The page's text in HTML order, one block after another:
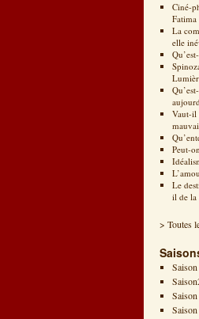
Ciné-
Fatima
La
elle
Vaut-il
Peut-
Le
il de la
> Toutes